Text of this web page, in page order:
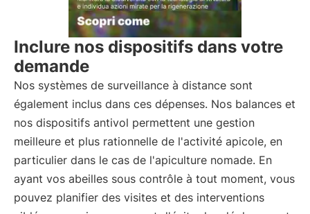
Inclure nos dispositifs dans votre
demande
Nos systèmes de surveillance à distance sont
également inclus dans ces dépenses. Nos balances et
nos dispositifs antivol permettent une gestion
meilleure et plus rationnelle de l'activité apicole, en
particulier dans le cas de l'apiculture nomade. En
ayant vos abeilles sous contrôle à tout moment, vous
pouvez planifier des visites et des interventions